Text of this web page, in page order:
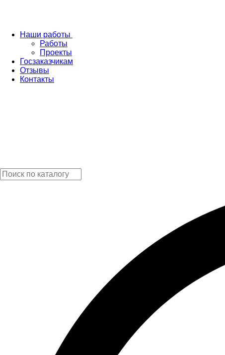
Наши работы
Работы
Проекты
Госзаказчикам
Отзывы
Контакты